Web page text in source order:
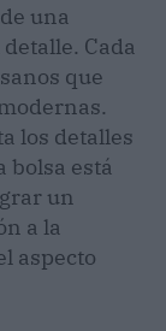
una
Cada
que
los detalles
bolsa está
un
a la
aspecto